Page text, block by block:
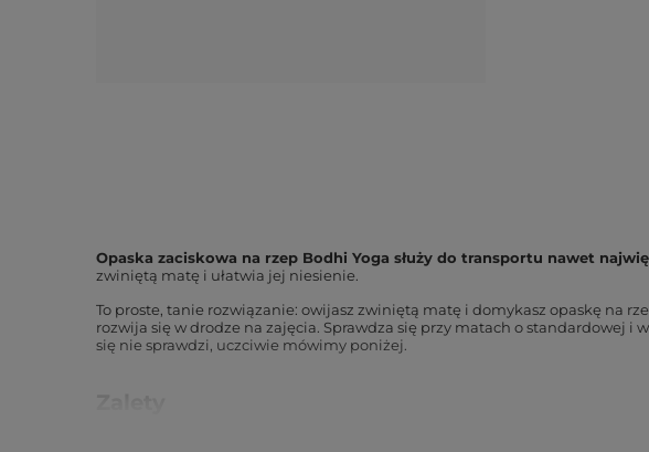
Opaska zaciskowa na rzep Bodhi Yoga służy do transportu nawet
zwiniętą matę i ułatwia jej niesienie.
To proste, tanie rozwiązanie: owijasz zwiniętą matę i domykasz opaskę na
rozwija się w drodze na zajęcia. Sprawdza się przy matach o standardowej i
się nie sprawdzi, uczciwie mówimy poniżej.